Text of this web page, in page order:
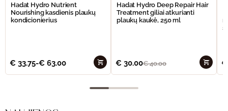
Hadat Hydro Nutrient
Nourishing kasdienis plaukų
kondicionierius
€ 33.75-€ 63.00
Hadat Hydro Deep Repair Hair
Treatment giliai atkurianti
plaukų kaukė, 250 ml
€ 30.00€40.00 €